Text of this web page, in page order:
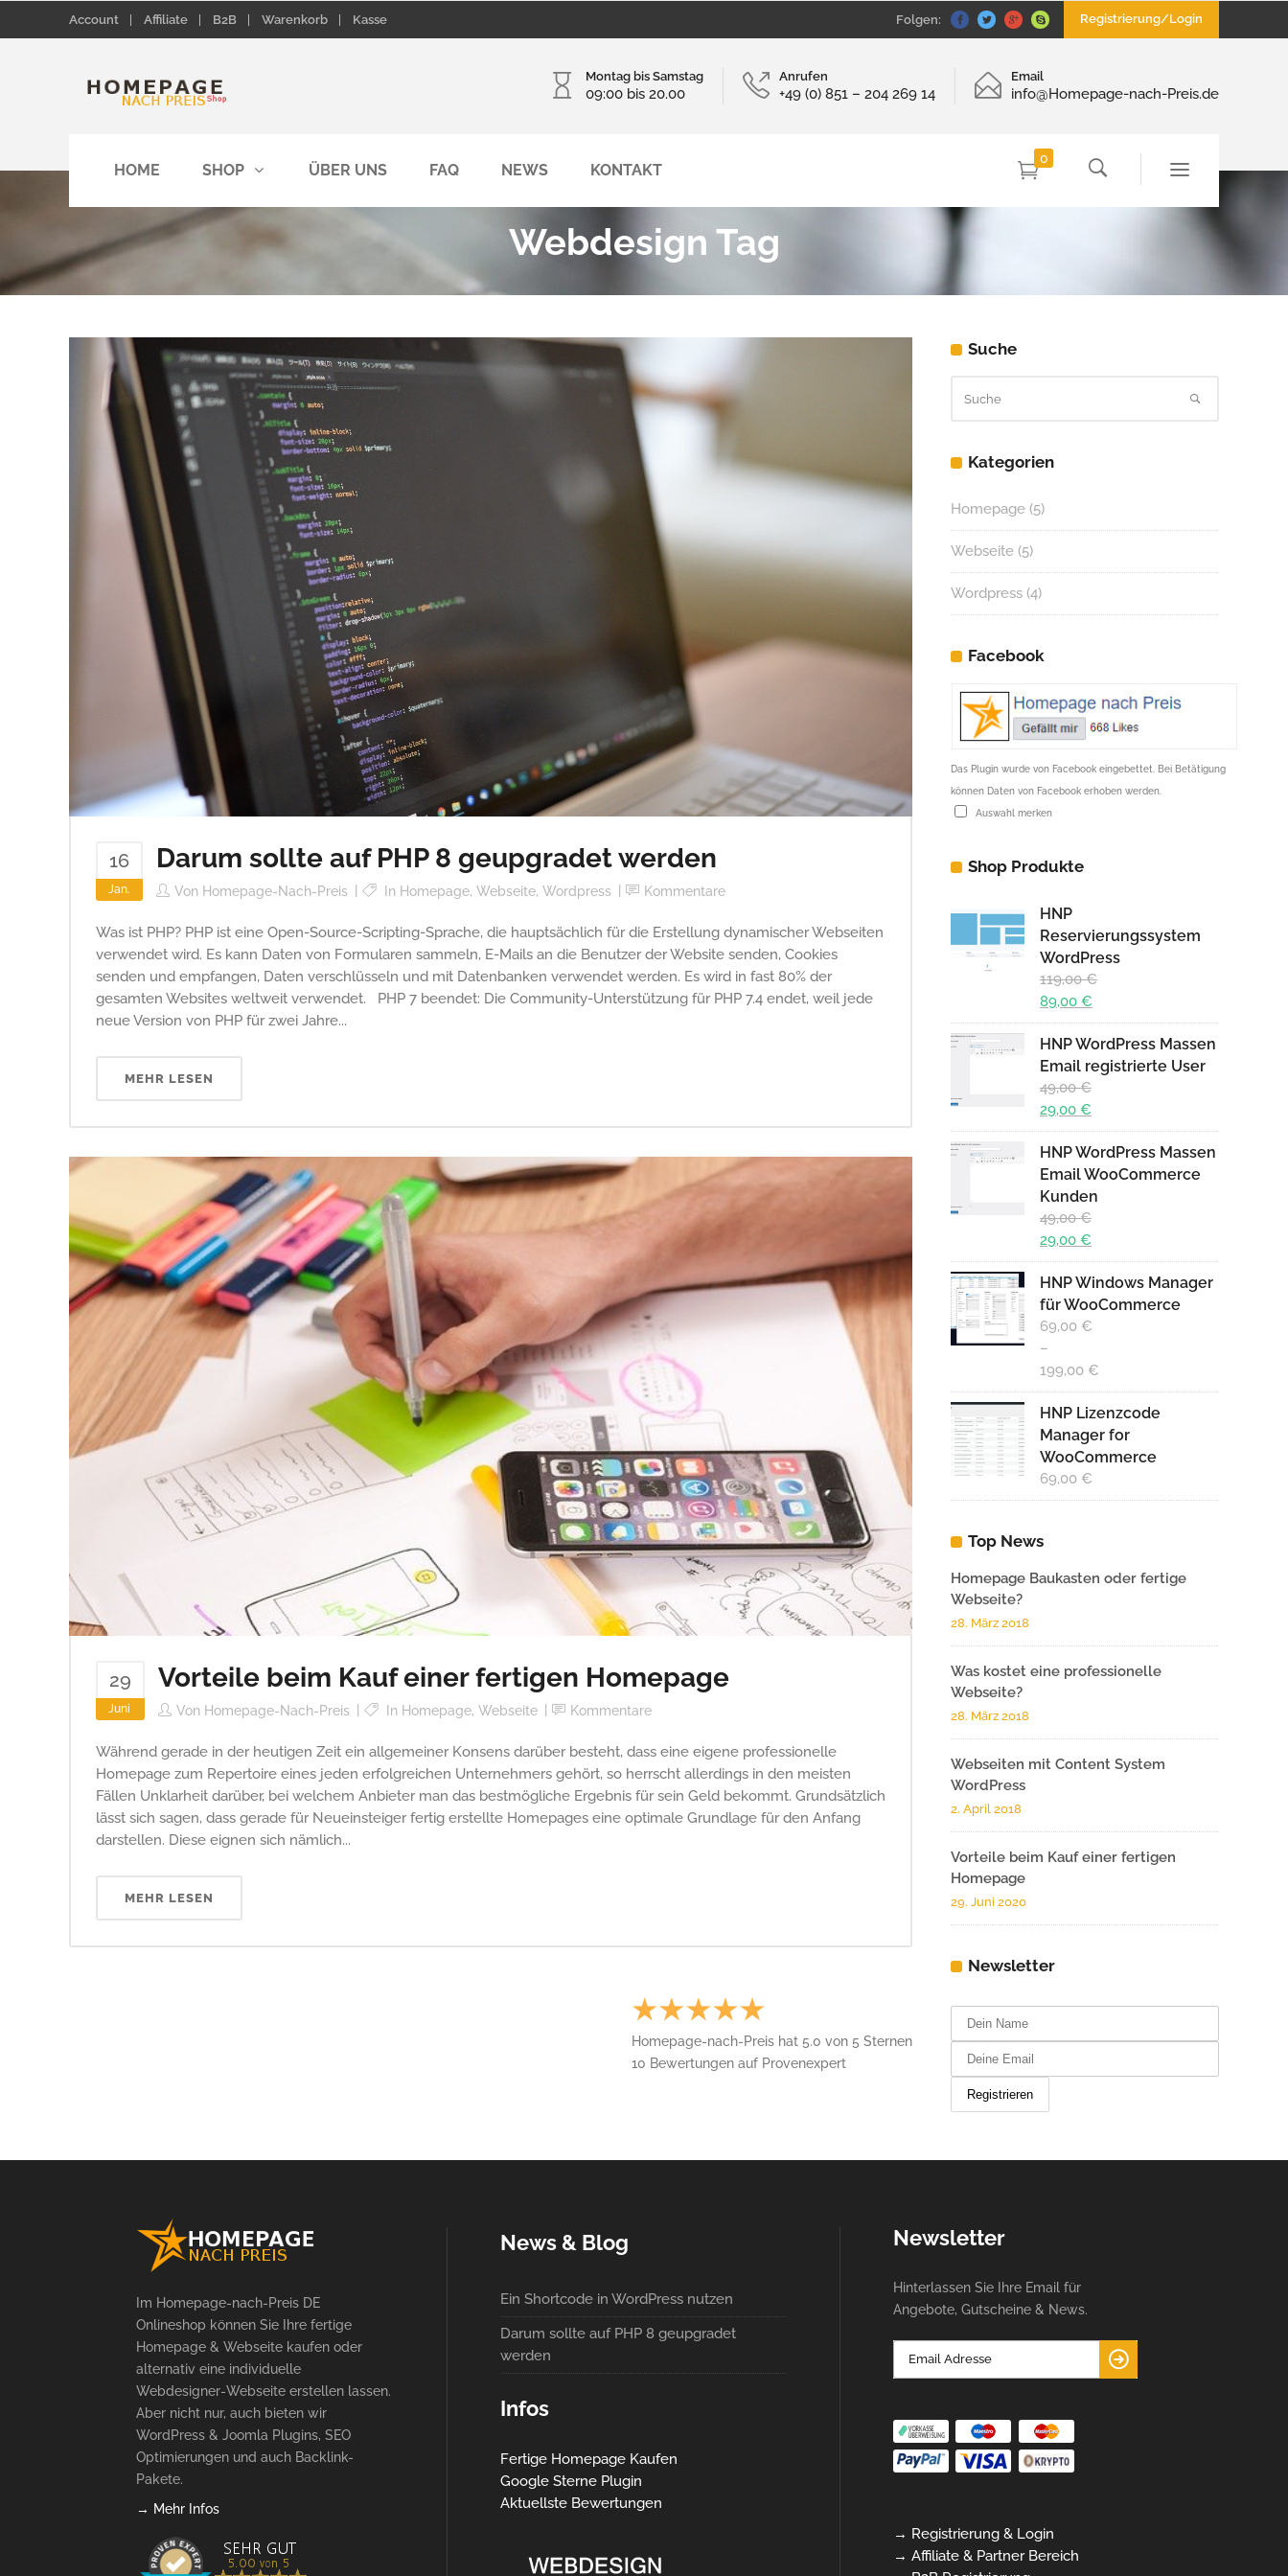
Account Affiliate B2B Warenkorb Kasse Folgen: Registrierung/Login
Montag bis Samstag
09:00 bis 20.00
Anrufen
+49 (0) 851 – 204 269 14
Email
info@Homepage-nach-Preis.de
HOME SHOP ÜBER UNS FAQ NEWS KONTAKT
0
Webdesign Tag
16
Jan.
Darum sollte auf PHP 8 geupgradet werden
Von Homepage-Nach-Preis In Homepage, Webseite, Wordpress Kommentare
Was ist PHP? PHP ist eine Open-Source-Scripting-Sprache, die hauptsächlich für die Erstellung dynamischer Webseiten
verwendet wird. Es kann Daten von Formularen sammeln, E-Mails an die Benutzer der Website senden, Cookies
senden und empfangen, Daten verschlüsseln und mit Datenbanken verwendet werden. Es wird in fast 80% der
gesamten Websites weltweit verwendet. PHP 7 beendet: Die Community-Unterstützung für PHP 7.4 endet, weil jede
neue Version von PHP für zwei Jahre...
MEHR LESEN
29
Juni
Vorteile beim Kauf einer fertigen Homepage
Von Homepage-Nach-Preis In Homepage, Webseite Kommentare
Während gerade in der heutigen Zeit ein allgemeiner Konsens darüber besteht, dass eine eigene professionelle
Homepage zum Repertoire eines jeden erfolgreichen Unternehmers gehört, so herrscht allerdings in den meisten
Fällen Unklarheit darüber, bei welchem Anbieter man das bestmögliche Ergebnis für sein Geld bekommt. Grundsätzlich
lässt sich sagen, dass gerade für Neueinsteiger fertig erstellte Homepages eine optimale Grundlage für den Anfang
darstellen. Diese eignen sich nämlich...
MEHR LESEN
Homepage-nach-Preis hat 5.0 von 5 Sternen
10 Bewertungen auf Provenexpert
Suche
Kategorien
Homepage (5)
Webseite (5)
Wordpress (4)
Facebook
Das Plugin wurde von Facebook eingebettet. Bei Betätigung
können Daten von Facebook erhoben werden.
Auswahl merken
Shop Produkte
HNP
Reservierungssystem
WordPress
119,00€
Ursprünglicher
Preis
war:
119,00 €
89,00 €
Aktueller
Preis
ist:
89,00 €.
HNP WordPress Massen
Email registrierte User
49,00€
Ursprünglicher
Preis
war:
49,00 €
29,00 €
Aktueller
Preis
ist:
29,00 €.
HNP WordPress Massen
Email WooCommerce
Kunden
49,00€
Ursprünglicher
Preis
war:
49,00 €
29,00 €
Aktueller
Preis
ist:
29,00 €.
HNP Windows Manager
für WooCommerce
69,00 €
–
199,00 €
HNP Lizenzcode
Manager for
WooCommerce
69,00 €
Top News
Homepage Baukasten oder fertige
Webseite?
28. März 2018
Was kostet eine professionelle
Webseite?
28. März 2018
Webseiten mit Content System
WordPress
2. April 2018
Vorteile beim Kauf einer fertigen
Homepage
29. Juni 2020
Newsletter
Im Homepage-nach-Preis DE
Onlineshop können Sie Ihre fertige
Homepage & Webseite kaufen oder
alternativ eine individuelle
Webdesigner-Webseite erstellen lassen.
Aber nicht nur, auch bieten wir
WordPress & Joomla Plugins, SEO
Optimierungen und auch Backlink-
Pakete.
→ Mehr Infos
News & Blog
Ein Shortcode in WordPress nutzen
Darum sollte auf PHP 8 geupgradet
werden
Infos
Fertige Homepage Kaufen
Google Sterne Plugin
Aktuellste Bewertungen
Newsletter
Hinterlassen Sie Ihre Email für
Angebote, Gutscheine & News.
→ Registrierung & Login
→ Affiliate & Partner Bereich